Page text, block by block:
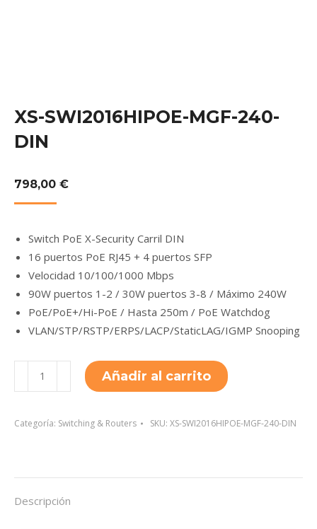
XS-SWI2016HIPOE-MGF-240-
DIN
798,00 €
Switch PoE X-Security Carril DIN
16 puertos PoE RJ45 + 4 puertos SFP
Velocidad 10/100/1000 Mbps
90W puertos 1-2 / 30W puertos 3-8 / Máximo 240W
PoE/PoE+/Hi-PoE / Hasta 250m / PoE Watchdog
VLAN/STP/RSTP/ERPS/LACP/StaticLAG/IGMP Snooping
SWI2016HIPOE-
240-
Añadir al carrito
Categoría: Switching & Routers SKU: XS-SWI2016HIPOE-MGF-240-DIN
Descripción